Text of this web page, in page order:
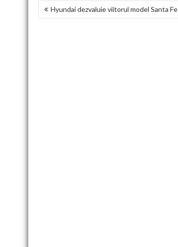
NAVIGARE
Hyundai dezvaluie viitorul model Santa Fe